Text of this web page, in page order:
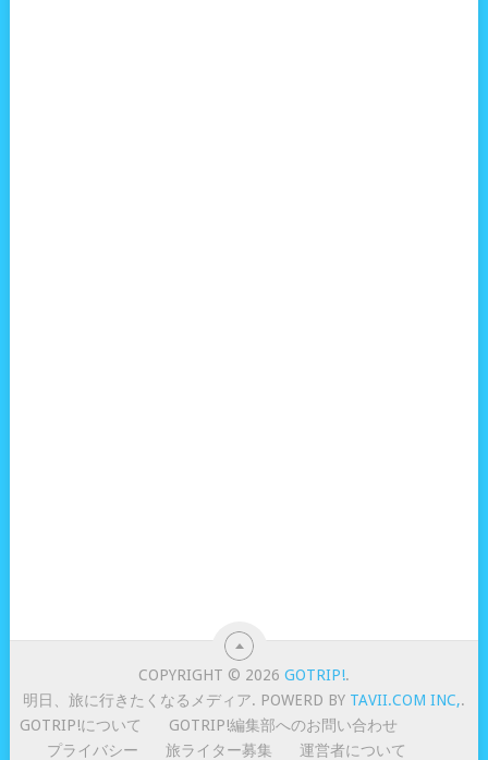
COPYRIGHT © 2026GOTRIP!.
明日、旅に行きたくなるメディア. POWERD BY TAVII.COM INC,.
GOTRIP!について
GOTRIP!編集部へのお問い合わせ
プライバシー
旅ライター募集 運営者について